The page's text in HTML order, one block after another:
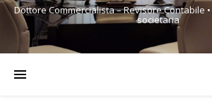
Dottore Commercialista – Revisore Contabile
societaria